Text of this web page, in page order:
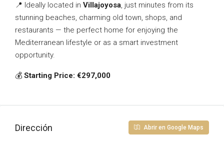
📍 Ideally located in Villajoyosa, just minutes from its
stunning beaches, charming old town, shops, and
restaurants — the perfect home for enjoying the
Mediterranean lifestyle or as a smart investment
opportunity.
💰 Starting Price: €297,000
Dirección Abrir en Google Maps